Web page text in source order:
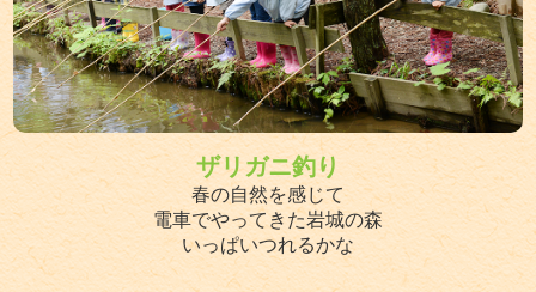
ザリガニ釣り
春の自然を感じて
電車でやってきた岩城の森
いっぱいつれるかな